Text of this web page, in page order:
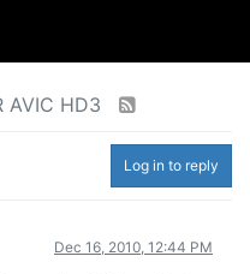
AVIC HD3
Log in to reply
Dec 16, 2010, 12:44 PM